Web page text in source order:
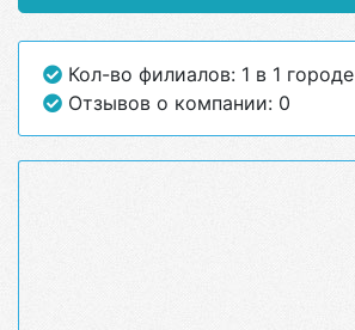
Кол-во филиалов: 1 в 1 городе
Отзывов о компании: 0